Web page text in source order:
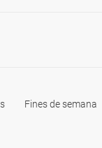
Fines de semana